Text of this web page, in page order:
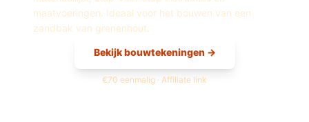
maatvoeringen. Ideaal voor het bouwen van een
zandbak van grenenhout
Bekijk bouwtekeningen →
€70 eenmalig · Affiliate link